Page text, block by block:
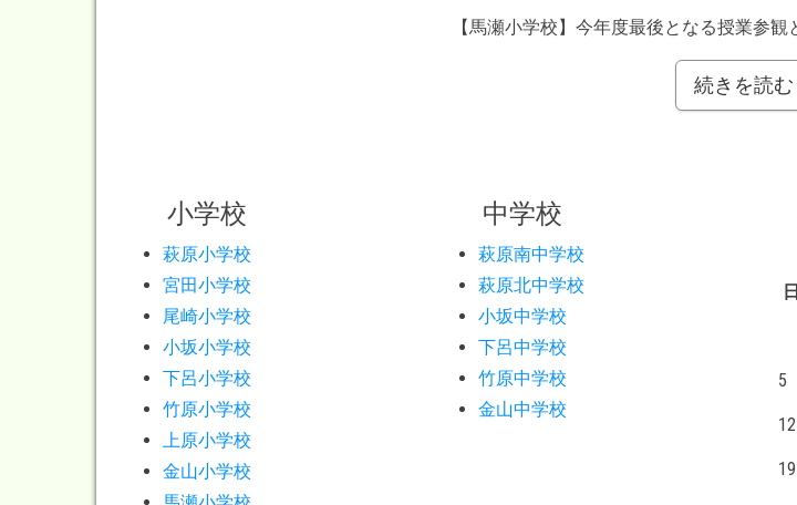
【馬瀬小学校】今年度最後となる授業参観
続きを読む
小学校
萩原小学校
宮田小学校
尾崎小学校
小坂小学校
下呂小学校
竹原小学校
上原小学校
金山小学校
中学校
萩原南中学校
萩原北中学校
小坂中学校
下呂中学校
竹原中学校
金山中学校
日
5
12
19